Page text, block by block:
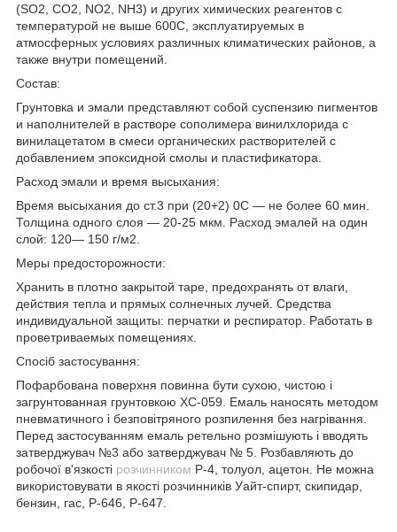
(SO2, CO2, NO2, NH3) и других химических реагентов с
температурой не выше 600С, эксплуатируемых в
атмосферных условиях различных климатических районов, а
также внутри помещений.
Состав:
Грунтовка и эмали представляют собой суспензию пигментов
и наполнителей в растворе сополимера винилхлорида с
винилацетатом в смеси органических растворителей с
добавлением эпоксидной смолы и пластификатора.
Расход эмали и время высыхания:
Время высыхания до ст.3 при (20+2) 0С — не более 60 мин.
Толщина одного слоя — 20-25 мкм. Расход эмалей на один
слой: 120— 150 г/м2.
Меры предосторожности:
Хранить в плотно закрытой таре, предохранять от влаги,
действия тепла и прямых солнечных лучей. Средства
индивидуальной защиты: перчатки и респиратор. Работать в
проветриваемых помещениях.
Спосіб застосування:
Пофарбована поверхня повинна бути сухою, чистою і
загрунтованная грунтовкою ХС-059. Емаль наносять методом
пневматичного і безповітряного розпилення без нагрівання.
Перед застосуванням емаль ретельно розмішують і вводять
затверджувач №3 або затверджувач № 5. Розбавляють до
робочої в'язкості розчинником Р-4, толуол, ацетон. Не можна
використовувати в якості розчинників Уайт-спирт, скипидар,
бензин, гас, Р-646, Р-647.